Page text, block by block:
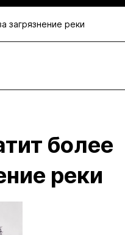
загрязнение реки
более
реки